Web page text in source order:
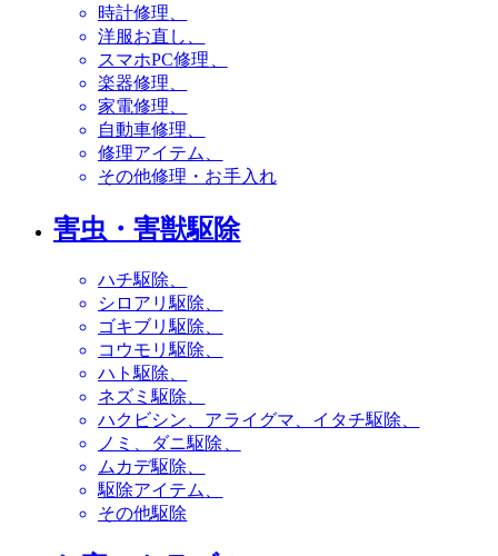
時計修理
洋服お直し
スマホPC修理
楽器修理
家電修理
自動車修理
修理アイテム
その他修理・お手入れ
害虫・害獣駆除
ハチ駆除
シロアリ駆除
ゴキブリ駆除
コウモリ駆除
ハト駆除
ネズミ駆除
ハクビシン、アライグマ、イタチ駆除
ノミ、ダニ駆除
ムカデ駆除
駆除アイテム
その他駆除